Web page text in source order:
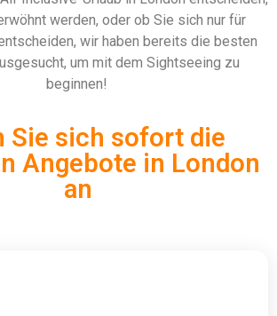
werden, oder ob Sie sich nur für
wir haben bereits die besten
um mit dem Sightseeing zu
beginnen!
Sie sich sofort die
Angebote in London
an